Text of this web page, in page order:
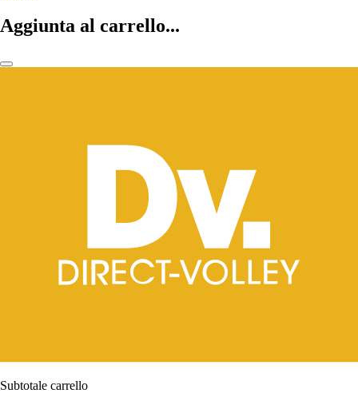
Aggiunta al carrello...
Subtotale carrello